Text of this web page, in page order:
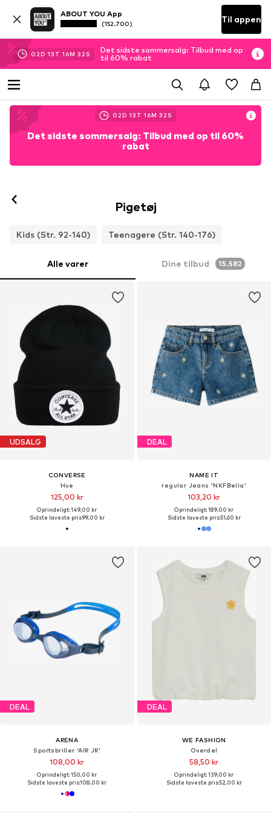
ABOUT YOU App
(152.700) Til appen
02D 13 T 16M 31 S
Det sidste sommersalg: Tilbud med op
til 60% rabat
02D 13 T 16M 31 S
Det sidste sommersalg: Tilbud med op til 60%
rabat
Pigetøj
Kids (Str. 92-140) Teenagere (Str. 140-176)
Alle varer Dine tilbud 15.582
UDSALG
CONVERSE
Hue
125,00 kr
Oprindeligt: 149,00 kr
Sidste laveste pris:99,00 kr
DEAL
NAME IT
regular Jeans 'NKFBella'
103,20 kr
Oprindeligt: 189,00 kr
Sidste laveste pris:51,60 kr
DEAL
ARENA
Sportsbriller 'AIR JR'
108,00 kr
Oprindeligt: 150,00 kr
Sidste laveste pris:108,00 kr
DEAL
WE FASHION
Overdel
58,50 kr
Oprindeligt: 139,00 kr
Sidste laveste pris:52,00 kr